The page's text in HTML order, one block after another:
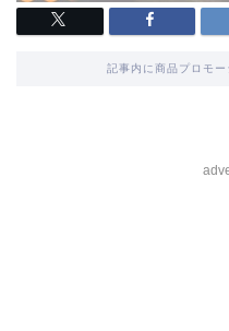
記事内に商品プロモ